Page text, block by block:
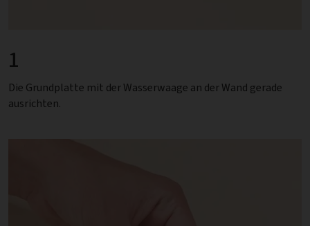
1
Die Grundplatte mit der Wasserwaage an der Wand gerade
ausrichten.